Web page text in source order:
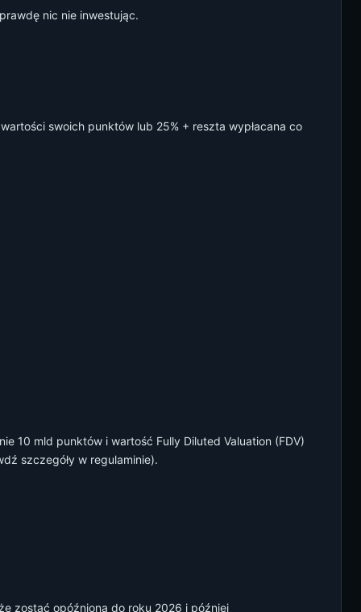
nic nie inwestując.
swoich punktów lub 25% + reszta wypłacana co
10 mld punktów i wartość Fully Diluted Valuation (FDV)
szczegóły w regulaminie).
zostać opóźniona do roku 2026 i później